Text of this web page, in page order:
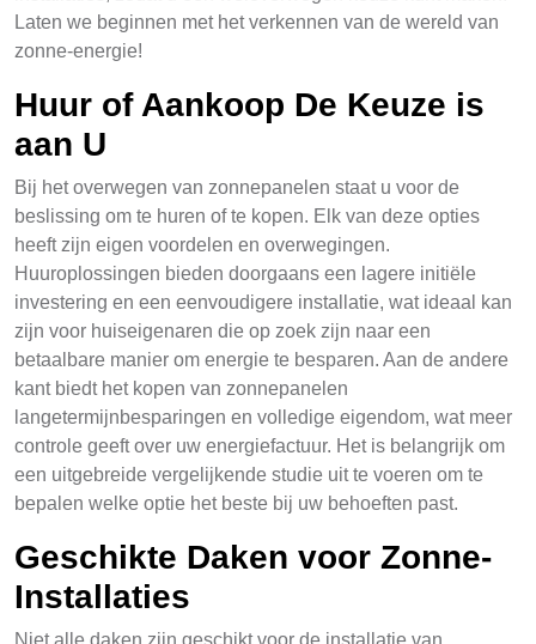
Laten we beginnen met het verkennen van de wereld van
zonne-energie!
Huur of Aankoop De Keuze is
aan U
Bij het overwegen van zonnepanelen staat u voor de
beslissing om te huren of te kopen. Elk van deze opties
heeft zijn eigen voordelen en overwegingen.
Huuroplossingen bieden doorgaans een lagere initiële
investering en een eenvoudigere installatie, wat ideaal kan
zijn voor huiseigenaren die op zoek zijn naar een
betaalbare manier om energie te besparen. Aan de andere
kant biedt het kopen van zonnepanelen
langetermijnbesparingen en volledige eigendom, wat meer
controle geeft over uw energiefactuur. Het is belangrijk om
een uitgebreide vergelijkende studie uit te voeren om te
bepalen welke optie het beste bij uw behoeften past.
Geschikte Daken voor Zonne-
Installaties
Niet alle daken zijn geschikt voor de installatie van